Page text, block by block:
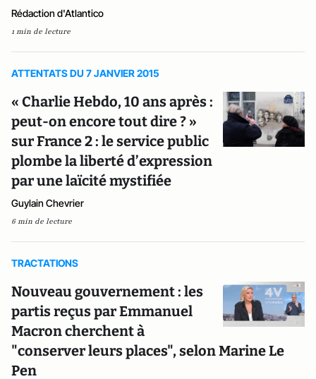
Rédaction d'Atlantico
1 min de lecture
ATTENTATS DU 7 JANVIER 2015
« Charlie Hebdo, 10 ans après :
peut-on encore tout dire ? »
sur France 2 : le service public
plombe la liberté d’expression
par une laïcité mystifiée
Guylain Chevrier
6 min de lecture
TRACTATIONS
Nouveau gouvernement : les
partis reçus par Emmanuel
Macron cherchent à
"conserver leurs places", selon Marine Le
Pen